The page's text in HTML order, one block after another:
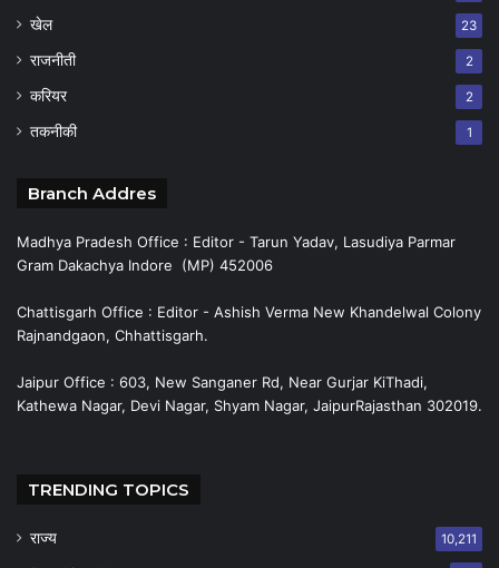
खेल 23
राजनीती 2
करियर 2
तकनीकी 1
Branch Addres
Madhya Pradesh Office : Editor - Tarun Yadav, Lasudiya Parmar
Gram Dakachya Indore (MP) 452006
Chattisgarh Office : Editor - Ashish Verma New Khandelwal Colony
Rajnandgaon, Chhattisgarh.
Jaipur Office : 603, New Sanganer Rd, Near Gurjar KiThadi,
Kathewa Nagar, Devi Nagar, Shyam Nagar, JaipurRajasthan 302019.
TRENDING TOPICS
राज्य 10,211